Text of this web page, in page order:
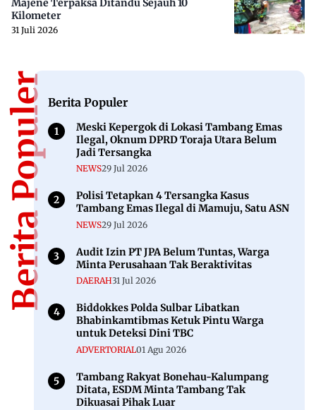
Majene Terpaksa Ditandu Sejauh 10
Kilometer
31 Juli 2026
Berita PopulerBerita Populer
Meski Kepergok di Lokasi Tambang Emas
Ilegal, Oknum DPRD Toraja Utara Belum
Jadi Tersangka
NEWS29 Jul 2026
Polisi Tetapkan 4 Tersangka Kasus
Tambang Emas Ilegal di Mamuju, Satu ASN
NEWS29 Jul 2026
Audit Izin PT JPA Belum Tuntas, Warga
Minta Perusahaan Tak Beraktivitas
DAERAH31 Jul 2026
Biddokkes Polda Sulbar Libatkan
Bhabinkamtibmas Ketuk Pintu Warga
untuk Deteksi Dini TBC
ADVERTORIAL01 Agu 2026
Tambang Rakyat Bonehau-Kalumpang
Ditata, ESDM Minta Tambang Tak
Dikuasai Pihak Luar